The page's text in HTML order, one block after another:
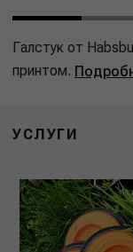
Галстук от
принтом.
УСЛУГИ